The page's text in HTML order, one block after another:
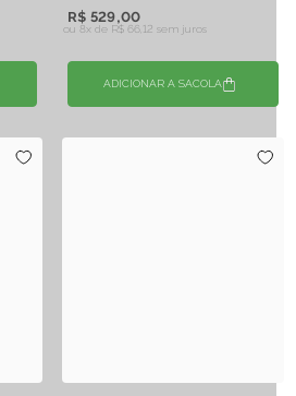
R$ 529,00
ou 8x de R$ 66,12 sem juros
ADICIONAR A SACOLA